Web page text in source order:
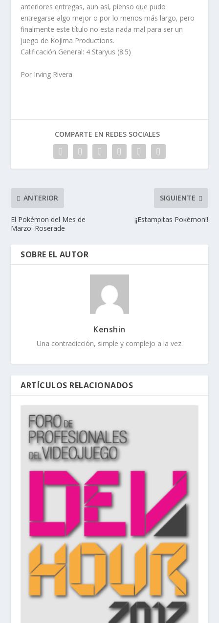
anteriores entregas, aun así, pienso que pudo
entregarse algo mejor o por lo menos más largo, pero
finalmente este título no esta nada mal para ser un
juego de Kojima Productions.
Calificación General: 4 Staryus (8.5)
Por Irving Rivera
COMPARTE EN REDES SOCIALES
ANTERIOR
El Pokémon del Mes de
Marzo: Roserade
SIGUIENTE
¡¡Estampitas Pokémon!!
SOBRE EL AUTOR
Kenshin
Una contradicción, simple y complejo a la vez.
ARTÍCULOS RELACIONADOS